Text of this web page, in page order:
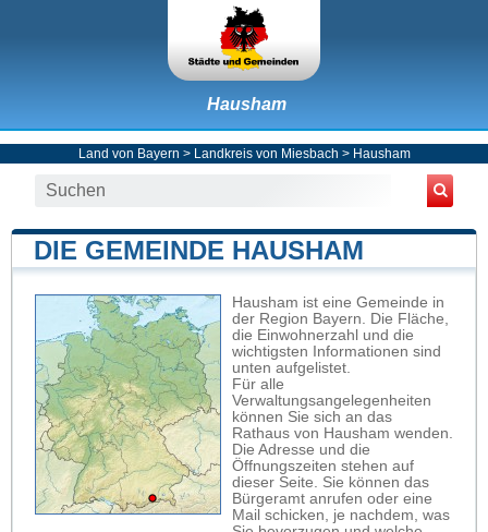
Hausham
Land von Bayern > Landkreis von Miesbach > Hausham
DIE GEMEINDE HAUSHAM
Hausham ist eine Gemeinde in
der Region Bayern. Die Fläche,
die Einwohnerzahl und die
wichtigsten Informationen sind
unten aufgelistet.
Für alle
Verwaltungsangelegenheiten
können Sie sich an das
Rathaus von Hausham wenden.
Die Adresse und die
Öffnungszeiten stehen auf
dieser Seite. Sie können das
Bürgeramt anrufen oder eine
Mail schicken, je nachdem, was